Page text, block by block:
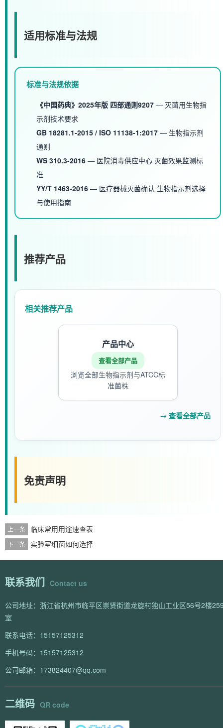
适用标准与法规
标准与法规依据
《中国药典》2025年版 四部通则9207 — 灭菌用生物指
示剂技术要求
GB 18281.1-2015 / ISO 11138-1:2017 — 生物指示剂
通则
WS 310.3-2016 — 医院消毒供应中心 灭菌效果监测标
准
YY/T 1463-2016 — 医疗器械灭菌确认 生物指示剂选择
与使用指南
推荐产品
相关推荐产品
产品中心
查看全部产品
浏览全部生物指示剂与ATCC标
准菌株
→ 查看全部产品
免责声明
上一条 临床常用用途速查表
下一条 实验室细菌如何选择
联系我们 Contact us
公司地址：浙江省杭州市临平区崇贤街道龙旋村独山工业区56号2楼
室
联系电话：15157125312
手机号码：15157125312
公司邮箱：173824407@qq.com
二维码 QR code